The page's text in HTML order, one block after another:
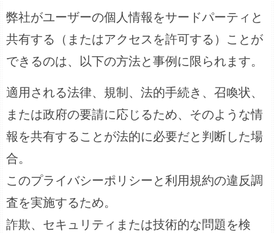
弊社がユーザーの個人情報をサードパーティと
共有する（またはアクセスを許可する）ことが
できるのは、以下の方法と事例に限られます。
適用される法律、規制、法的手続き、召喚状、
または政府の要請に応じるため、そのような情
報を共有することが法的に必要だと判断した場
合。
このプライバシーポリシーと利用規約の違反調
査を実施するため。
詐欺、セキュリティまたは技術的な問題を検